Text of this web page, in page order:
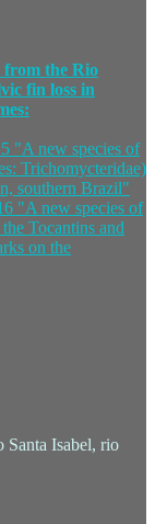
from the Rio
fin loss in
"A new species of
Trichomycteridae)
southern Brazil"
"A new species of
Tocantins and
on the
Santa Isabel, rio